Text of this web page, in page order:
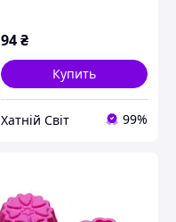
94₴
Купить
Хатній Світ 99%